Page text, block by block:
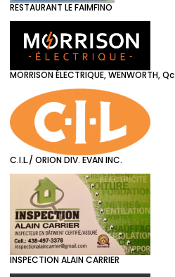
RESTAURANT LE FAIMFINO
MORRISON ÉLECTRIQUE, WENWORTH, Qc
C.I.L./ ORION DIV. EVAN INC.
INSPECTION ALAIN CARRIER